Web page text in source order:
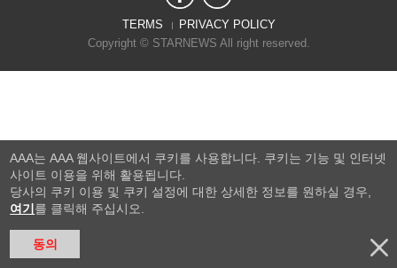
TERMS
PRIVACY POLICY
Copyright © STARNEWS All right reserved.
AAA는 AAA 웹사이트에서 쿠키를 사용합니다. 쿠키는 기능 및 인터넷
사이트 이용을 위해 활용됩니다.
당사의 쿠키 이용 및 쿠키 설정에 대한 상세한 정보를 원하실 경우,
여기 를 클릭해 주십시오.
동의